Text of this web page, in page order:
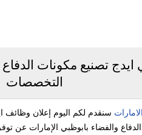
تصنيع مكونات
التخصصات
سنقدم لكم اليوم إعلان وظائف
والفضاء بابوظبي الإمارات